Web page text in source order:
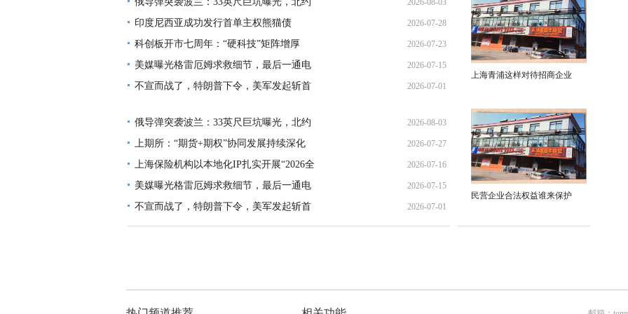
2026-08-03
01:45:28
印度尼西亚成功发行首单主权熊猫债 2026-07-28
21:11:10
科创板开市七周年：“硬科技”矩阵增厚 2026-07-23
17:02:44
美媒曝光格雷厄姆求救细节，最后一通电 2026-07-15
12:35:31
不宣而战了，特朗普下令，美军发起斩首 2026-07-01
俄导弹突袭波兰：33英尺巨坑曝光，北约 2026-08-03
01:45:28
上期所：“期货+期权”协同发展持续深化 2026-07-27
13:02:22
上海保险机构以本地化IP扎实开展“2026全 2026-07-16
21:40:30
美媒曝光格雷厄姆求救细节，最后一通电 2026-07-15
12:35:31
不宣而战了，特朗普下令，美军发起斩首 2026-07-01
02:34:54
上海青浦这样对待招商企业
民营企业合法权益谁来保护